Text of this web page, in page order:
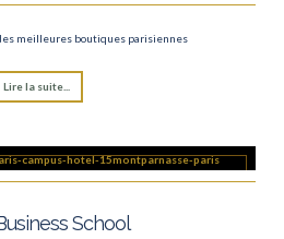
meilleures boutiques parisiennes
Lire la suite...
School